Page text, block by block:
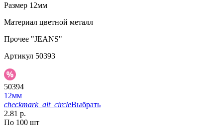
Размер 12мм
Материал цветной металл
Прочее "JEANS"
Артикул 50393
50394
12мм
checkmark_alt_circleВыбрать
2.81 р.
По 100 шт